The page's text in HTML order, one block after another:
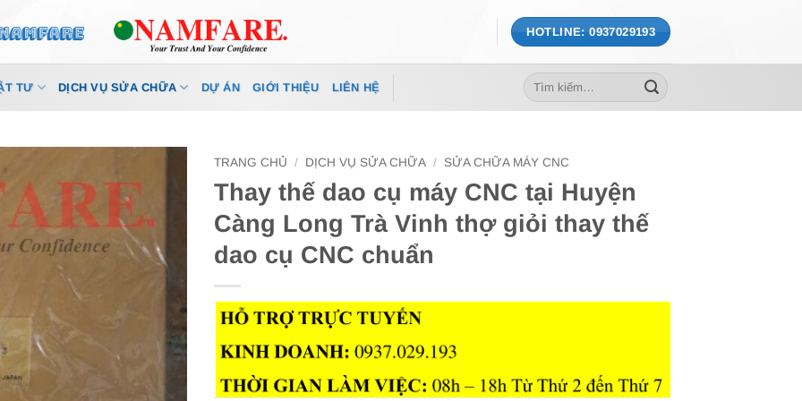
HOTLINE: 0937029193
TƯ DỊCH VỤ SỬA CHỮA DỰ ÁN GIỚI THIỆU LIÊN HỆ
Tìm
kiếm:
TRANG CHỦ / DỊCH VỤ SỬA CHỮA / SỬA CHỮA MÁY CNC
Thay thế dao cụ máy CNC tại Huyện
Càng Long Trà Vinh thợ giỏi thay thế
dao cụ CNC chuẩn